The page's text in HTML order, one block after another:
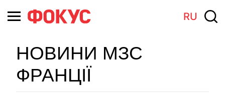
RU
НОВИНИ МЗС
ФРАНЦІЇ